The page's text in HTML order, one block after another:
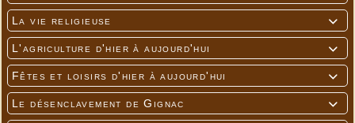

La vie religieuse

L'agriculture d'hier à aujourd'hui

Fêtes et loisirs d'hier à aujourd'hui

Le désenclavement de Gignac